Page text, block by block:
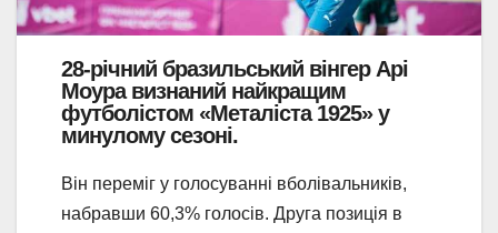
28-річний бразильський вінгер Арі
Моура визнаний найкращим
футболістом «Металіста 1925» у
минулому сезоні.
Він переміг у голосуванні вболівальників,
набравши 60,3% голосів. Друга позиція в